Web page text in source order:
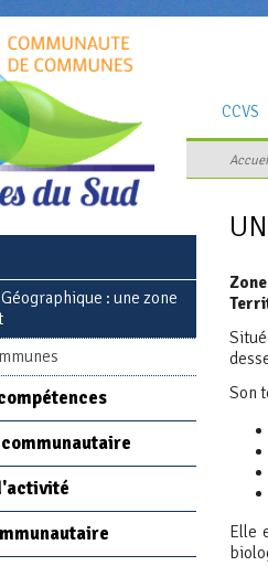
CCVS
Territoire
Le
Rapports
Journal
Les
Offres
: une zone
Son
Elle